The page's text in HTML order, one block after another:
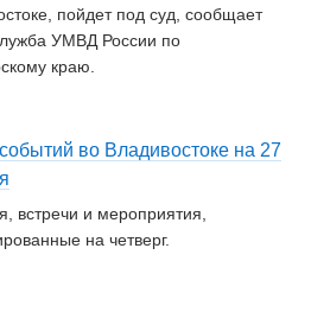
пойдет под суд, сообщает
УМВД России по
краю.
во Владивостоке на 27
встречи и мероприятия,
на четверг.